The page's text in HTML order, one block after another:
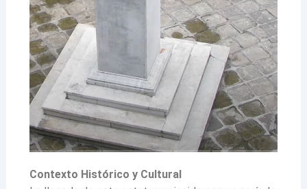
Contexto Histórico y Cultural